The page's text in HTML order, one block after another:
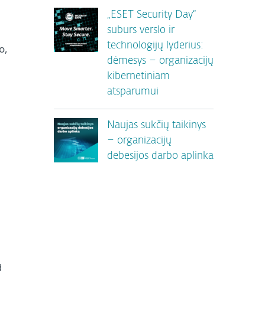
„ESET Security Day“
suburs verslo ir
technologijų lyderius:
dėmesys – organizacijų
kibernetiniam
atsparumui
Naujas sukčių taikinys
– organizacijų
debesijos darbo aplinka